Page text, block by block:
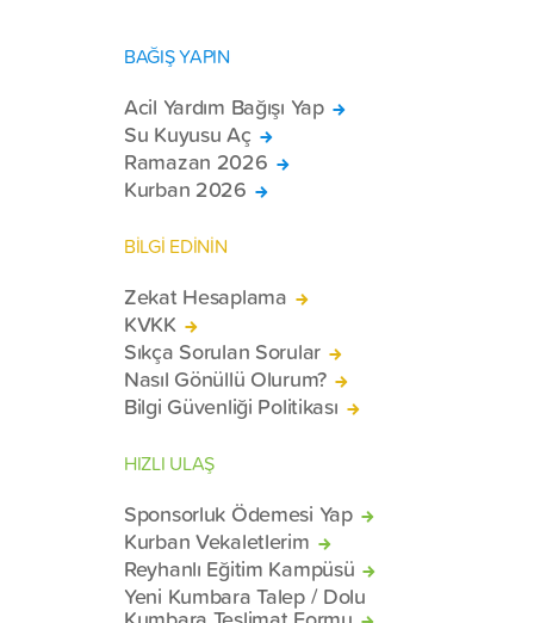
BAĞIŞ YAPIN
Acil Yardım Bağışı Yap
Su Kuyusu Aç
Ramazan 2026
Kurban 2026
BİLGİ EDİNİN
Zekat Hesaplama
KVKK
Sıkça Sorulan Sorular
Nasıl Gönüllü Olurum?
Bilgi Güvenliği Politikası
HIZLI ULAŞ
Sponsorluk Ödemesi Yap
Kurban Vekaletlerim
Reyhanlı Eğitim Kampüsü
Yeni Kumbara Talep / Dolu